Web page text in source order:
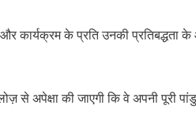
कार्यक्रम के प्रति उनकी प्रतिबद्धता
अपेक्षा की जाएगी कि वे अपनी पूरी